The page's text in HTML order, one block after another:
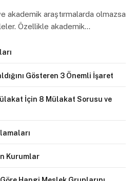
akademik araştırmalarda olmazsa
Özellikle akademik…
Gösteren 3 Önemli İşaret
İçin 8 Mülakat Sorusu ve
Kurumlar